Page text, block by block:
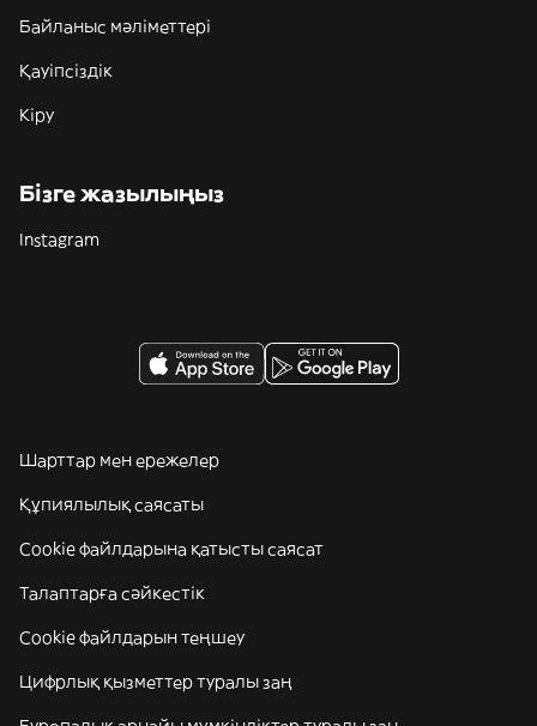
Байланыс мәліметтері
Қауіпсіздік
Кіру
Бізге жазылыңыз
Instagram
Шарттар мен ережелер
Құпиялылық саясаты
Cookie файлдарына қатысты саясат
Талаптарға сәйкестік
Cookie файлдарын теңшеу
Цифрлық қызметтер туралы заң